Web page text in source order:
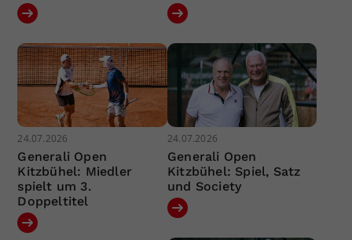
24.07.2026
Generali Open
Kitzbühel: Miedler
spielt um 3.
Doppeltitel
24.07.2026
Generali Open
Kitzbühel: Spiel, Satz
und Society